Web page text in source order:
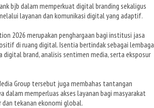
bjb dalam memperkuat digital branding sekaligus
layanan dan komunikasi digital yang adaptif.
2026 merupakan penghargaan bagi institusi jasa
di ruang digital. Isentia bertindak sebagai lembaga
brand, analisis sentimen media, serta eksposur
Group tersebut juga membahas tantangan
memperluas akses layanan bagi masyarakat
dan tekanan ekonomi global.